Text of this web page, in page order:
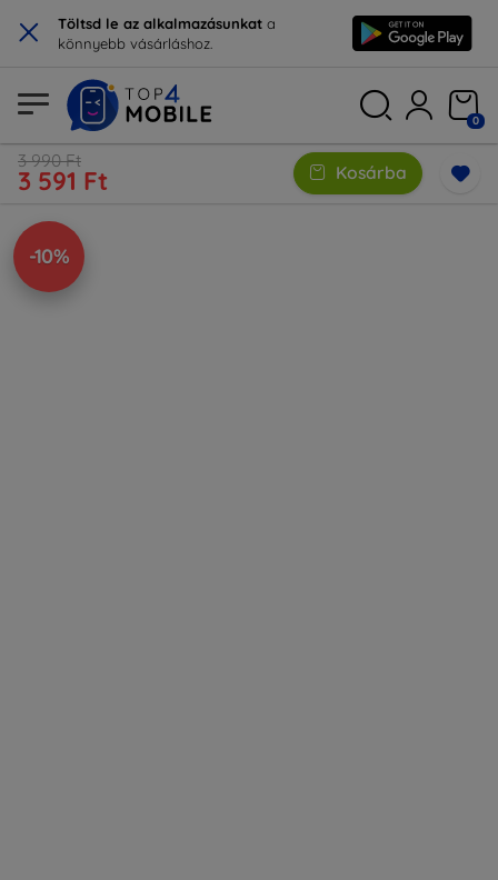
× Töltsd le az alkalmazásunkat a
könnyebb vásárláshoz.
0
3 990 Ft
3 591 Ft Kosárba
-10%